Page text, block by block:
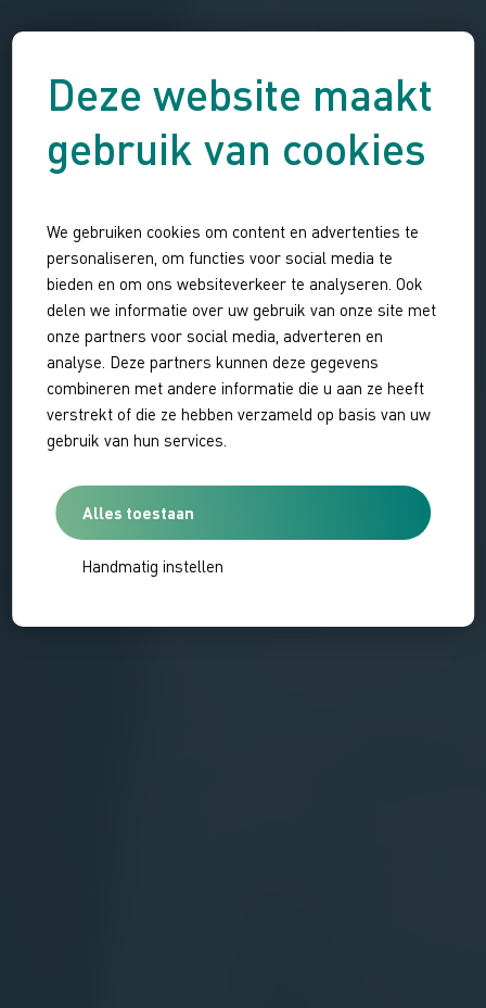
Deze website maakt
gebruik van cookies
We gebruiken cookies om content en advertenties te
personaliseren, om functies voor social media te
bieden en om ons websiteverkeer te analyseren. Ook
delen we informatie over uw gebruik van onze site met
onze partners voor social media, adverteren en
analyse. Deze partners kunnen deze gegevens
combineren met andere informatie die u aan ze heeft
verstrekt of die ze hebben verzameld op basis van uw
gebruik van hun services.
Handmatig instellen
Alles toestaan